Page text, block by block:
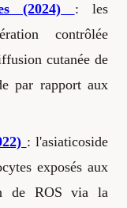
(2024)
: les
contrôlée
cutanée de
par rapport aux
: l'asiaticoside
exposés aux
de ROS via la